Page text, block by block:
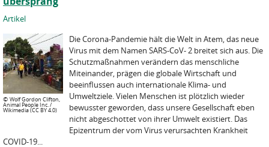
Artikel
© Wolf Gordon Clifton,
Animal People Inc. /
Wikimedia (CC BY 4.0)
Die Corona-Pandemie hält die Welt in Atem, das neue
Virus mit dem Namen SARS-CoV- 2 breitet sich aus. Die
Schutzmaßnahmen verändern das menschliche
Miteinander, prägen die globale Wirtschaft und
beeinflussen auch internationale Klima- und
Umweltziele. Vielen Menschen ist plötzlich wieder
bewusster geworden, dass unsere Gesellschaft eben
nicht abgeschottet von ihrer Umwelt existiert. Das
Epizentrum der vom Virus verursachten Krankheit
COVID-19...